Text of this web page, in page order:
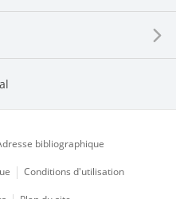
bibliographique
Conditions d'utilisation